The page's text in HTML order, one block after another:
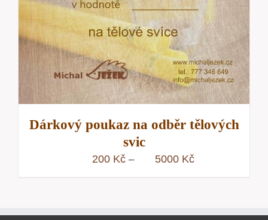
Dárkový poukaz na odběr tělových
svic
200 Kč – 5000 KčRozpětí